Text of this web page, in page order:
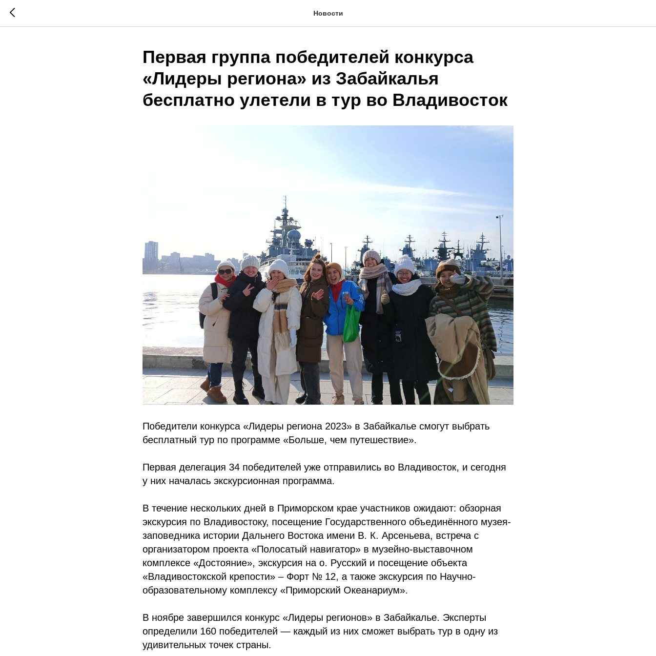
Новости
Первая группа победителей конкурса
«Лидеры региона» из Забайкалья
бесплатно улетели в тур во Владивосток
Победители конкурса «Лидеры региона 2023» в Забайкалье смогут выбрать
бесплатный тур по программе «Больше, чем путешествие».
Первая делегация 34 победителей уже отправились во Владивосток, и сегодня
у них началась экскурсионная программа.
В течение нескольких дней в Приморском крае участников ожидают: обзорная
экскурсия по Владивостоку, посещение Государственного объединённого музея-
заповедника истории Дальнего Востока имени В. К. Арсеньева, встреча с
организатором проекта «Полосатый навигатор» в музейно-выставочном
комплексе «Достояние», экскурсия на о. Русский и посещение объекта
«Владивостокской крепости» – Форт № 12, а также экскурсия по Научно-
образовательному комплексу «Приморский Океанариум».
В ноябре завершился конкурс «Лидеры регионов» в Забайкалье. Эксперты
определили 160 победителей — каждый из них сможет выбрать тур в одну из
удивительных точек страны.